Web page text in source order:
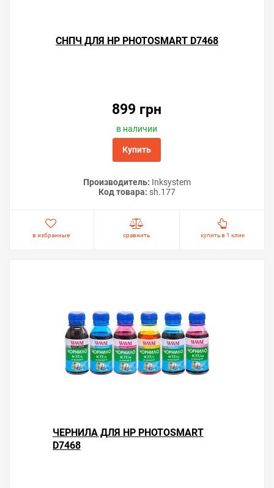
СНПЧ ДЛЯ HP PHOTOSMART D7468
899 грн
в наличии
Купить
Производитель: Inksystem
Код товара: sh.177
в избранные сравнить купить в 1 клик
ЧЕРНИЛА ДЛЯ HP PHOTOSMART
D7468